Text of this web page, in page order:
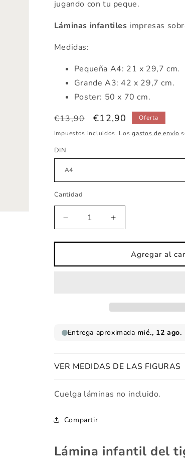
jugando con tu peque.
Láminas infantiles impresas
Medidas:
Pequeña A4: 21 x 29,7 cm.
Grande A3: 42 x 29,7 cm.
Poster: 50 x 70 cm.
Precio
habitual
€13,90
Precio
de
€12,90
Oferta
Impuestos incluidos. Losgastos de envío
DIN
Cantidad
Reducir
cantidad
para
infantil
Aumentar
cantidad
para
Lámina
infantil
Agregar al
VER MEDIDAS DE LAS FIGURAS
Cuelga láminas no incluido.
Compartir
Lámina infantil del